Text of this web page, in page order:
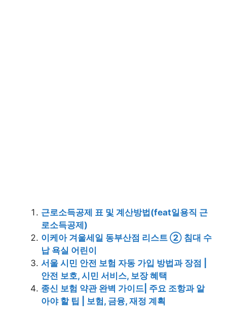
근로소득공제 표 및 계산방법(feat일용직 근
로소득공제)
이케아 겨울세일 동부산점 리스트 ② 침대 수
납 욕실 어린이
서울 시민 안전 보험 자동 가입 방법과 장점 |
안전 보호, 시민 서비스, 보장 혜택
종신 보험 약관 완벽 가이드| 주요 조항과 알
아야 할 팁 | 보험, 금융, 재정 계획